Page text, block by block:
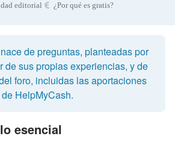
editorial ¿Por qué es gratis?
de preguntas, planteadas por
de sus propias experiencias, y de
foro, incluidas las aportaciones
HelpMyCash.
esencial